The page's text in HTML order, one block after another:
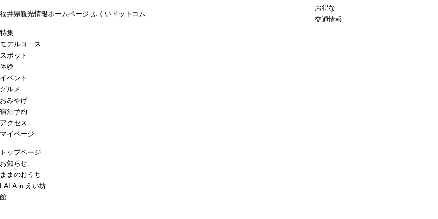
福井県観光情報ホームページ ふくいドットコム
お得な
交通情報
特集
モデルコース
スポット
体験
イベント
グルメ
おみやげ
宿泊予約
アクセス
マイページ
トップページ
お知らせ
ままのおうち
LALA in えい坊
館